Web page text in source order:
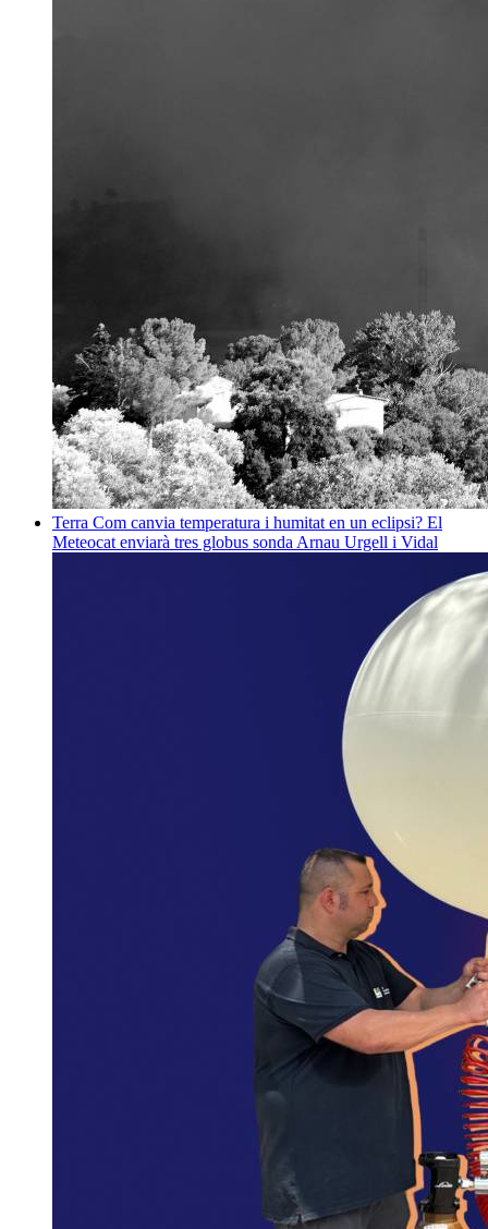
Terra Com canvia temperatura i humitat en un eclipsi? El
Meteocat enviarà tres globus sonda Arnau Urgell i Vidal